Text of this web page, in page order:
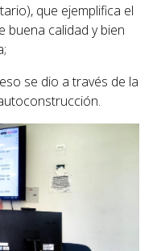
que ejemplifica el
buena calidad y bien
se dio a través de la